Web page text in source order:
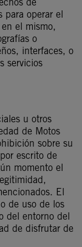
para operar el
el mismo,
o
interfaces, o
servicios
u otros
de Motos
sobre su
escrito de
momento el
El
de uso de los
del entorno del
de disfrutar de